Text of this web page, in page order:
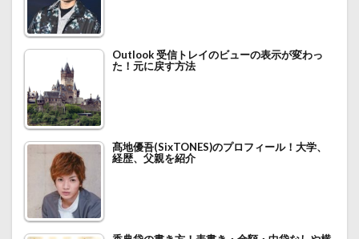
Outlook 受信トレイのビューの表示が変わっ
た！元に戻す方法
髙地優吾(SixTONES)のプロフィール！大学、
経歴、父親を紹介